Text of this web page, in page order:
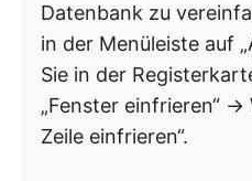
Datenbank zu
in der Menüleiste auf
Sie in der
„Fenster einfrieren“ →
Zeile einfrieren“.